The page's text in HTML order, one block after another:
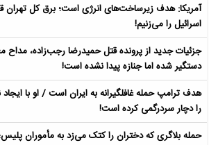
آمریکا: هدف زیرساخت‌های انرژی است؛ برق کل تهران
اسرائیل را می‌زنیم!
جزئیات جدید از پرونده قتل حمیدرضا رجب‌زاده، مداح
دستگیر شده اما جنازه پیدا نشده است!
هدف ترامپ حمله غافلگیرانه به ایران است / او با ایجاد
را دچار سردرگمی کرده است!
حمله بلاگری که دختران را کتک می‌زد به مأموران